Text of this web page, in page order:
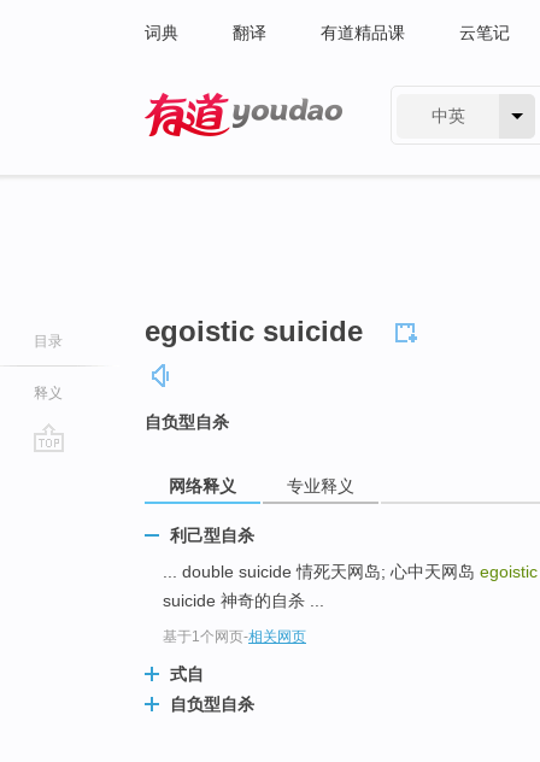
词典 翻译 有道精品课 云笔记
中英
目录
释义
egoistic suicide
自负型自杀
网络释义 专业释义
利己型自杀
... double suicide 情死天网岛; 心中天网岛
suicide 神奇的自杀 ...
基于1个网页-相关网页
式自
自负型自杀